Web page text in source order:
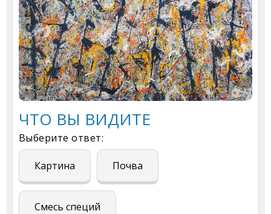
ЧТО ВЫ ВИДИТЕ
Выберите ответ:
Картина Почва
Смесь специй